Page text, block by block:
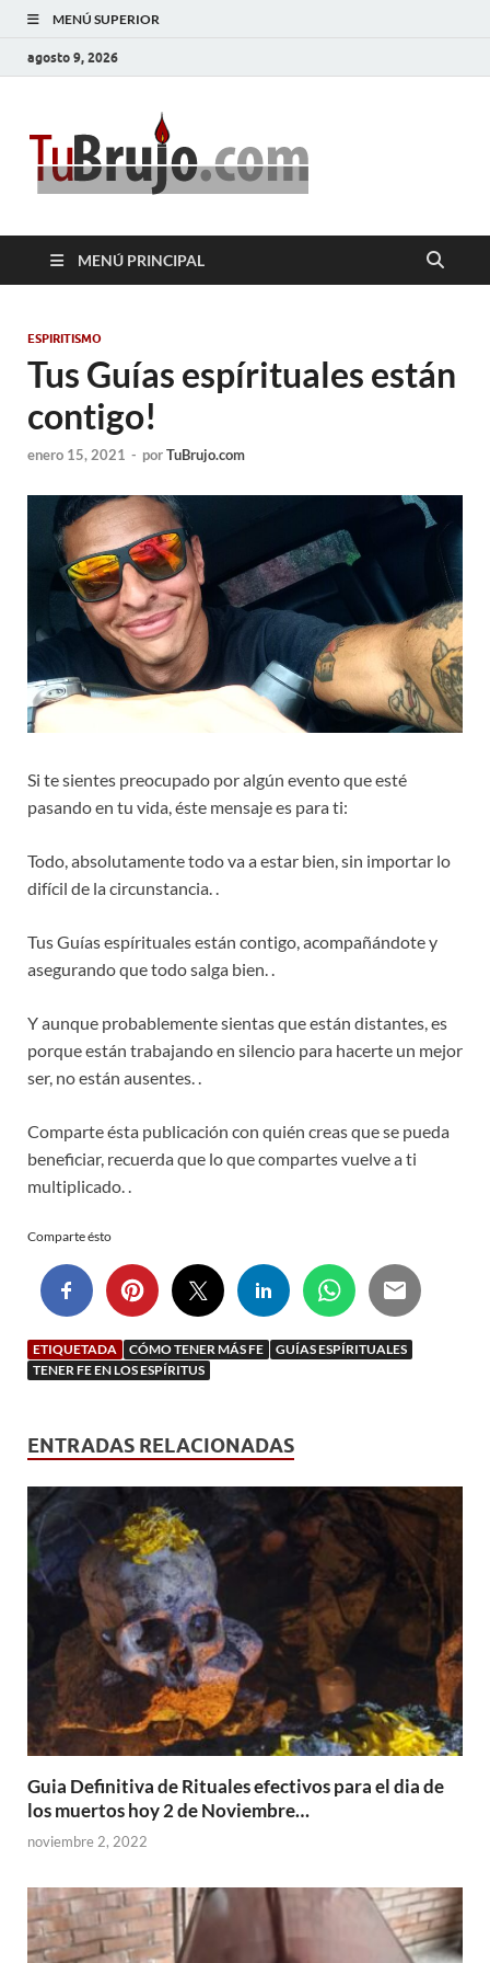
MENÚ SUPERIOR
agosto 9, 2026
MENÚ PRINCIPAL
ESPIRITISMO
Tus Guías espírituales están
contigo!
enero 15, 2021 - porTuBrujo.com
Si te sientes preocupado por algún evento que esté
pasando en tu vida, éste mensaje es para ti:
Todo, absolutamente todo va a estar bien, sin importar lo
difícil de la circunstancia. .
Tus Guías espírituales están contigo, acompañándote y
asegurando que todo salga bien. .
Y aunque probablemente sientas que están distantes, es
porque están trabajando en silencio para hacerte un mejor
ser, no están ausentes. .
Comparte ésta publicación con quién creas que se pueda
beneficiar, recuerda que lo que compartes vuelve a ti
multiplicado. .
Comparte ésto
ETIQUETADA CÓMO TENER MÁS FE
GUÍAS ESPÍRITUALES
TENER FE EN LOS ESPÍRITUS
ENTRADAS RELACIONADAS
Guia Definitiva de Rituales efectivos para el dia de
los muertos hoy 2 de Noviembre…
noviembre 2, 2022